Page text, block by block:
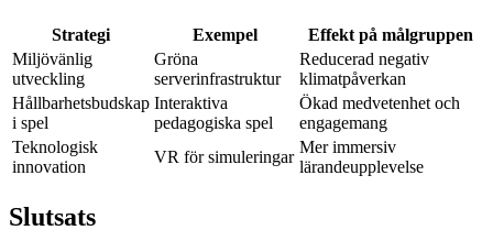
Strategi Exempel
Effekt på målgruppen
Miljövänlig
utveckling
Gröna
serverinfrastruktur
Reducerad negativ
klimatpåverkan
Hållbarhetsbudskap
i spel
Interaktiva
pedagogiska spel
Ökad medvetenhet och
engagemang
Teknologisk
innovation
VR för simuleringar
Mer immersiv
lärandeupplevelse
Slutsats